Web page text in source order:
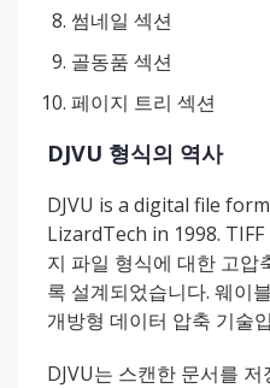
썸네일 섹션
골동품 섹션
페이지 트리 섹션
DJVU 형식의 역사
DJVU is a digital file
LizardTech in 1998. TIFF
지 파일 형식에 대한 고압
록 설계되었습니다. 웨이
개방형 데이터 압축 기술
DJVU는 스캔한 문서를